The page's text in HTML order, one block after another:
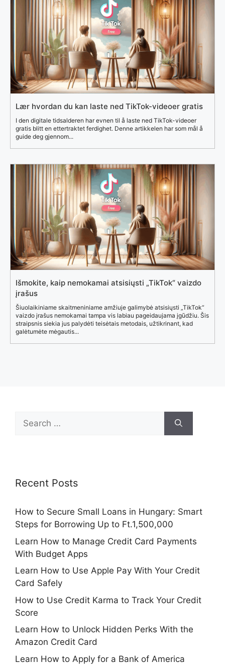
Lær hvordan du kan laste ned TikTok-videoer gratis
I den digitale tidsalderen har evnen til å laste ned TikTok-videoer
gratis blitt en ettertraktet ferdighet. Denne artikkelen har som mål å
guide deg gjennom...
Išmokite, kaip nemokamai atsisiųsti „TikTok“ vaizdo
įrašus
Šiuolaikiniame skaitmeniniame amžiuje galimybė atsisiųsti „TikTok“
vaizdo įrašus nemokamai tampa vis labiau pageidaujama įgūdžiu. Šis
straipsnis siekia jus palydėti teisėtais metodais, užtikrinant, kad
galėtumėte mėgautis...
Search
for:
Recent Posts
How to Secure Small Loans in Hungary: Smart
Steps for Borrowing Up to Ft.1,500,000
Learn How to Manage Credit Card Payments
With Budget Apps
Learn How to Use Apple Pay With Your Credit
Card Safely
How to Use Credit Karma to Track Your Credit
Score
Learn How to Unlock Hidden Perks With the
Amazon Credit Card
Learn How to Apply for a Bank of America